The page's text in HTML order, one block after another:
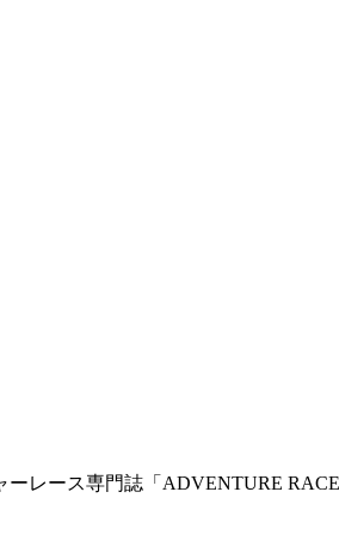
レース専門誌「ADVENTURE